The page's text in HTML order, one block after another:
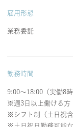
会社概要
雇用形態
業務委託
勤務時間
9:00～18:00（実働8時
※週3日以上働ける方
※シフト制（土日祝含
※土日祝日勤務可能